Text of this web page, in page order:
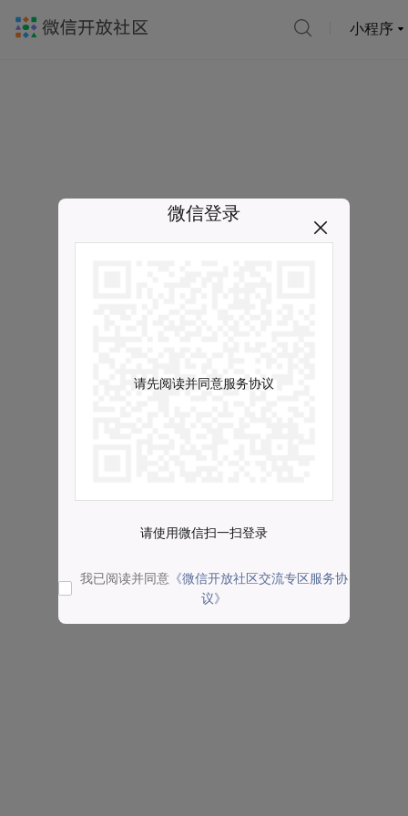
小程序
微信登录
请先阅读并同意服务协议
请使用微信扫一扫登录
我已阅读并同意 《微信开放社区交流专区服务协
议》